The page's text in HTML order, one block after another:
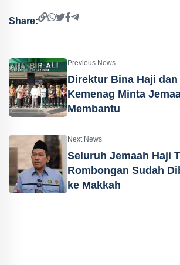
Share:
Previous News
Direktur Bina Haji dan
Kemenag Minta
Membantu
Next News
Seluruh Jemaah Haji
Rombongan Sudah
ke Makkah